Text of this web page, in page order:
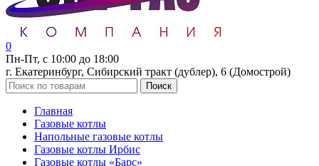
0
Пн-Пт, с 10:00 до 18:00
г. Екатеринбург, Сибирский тракт (дублер), 6 (Домострой)
Поиск
Главная
Газовые котлы
Напольные газовые котлы
Газовые котлы Ирбис
Газовые котлы «Барс»